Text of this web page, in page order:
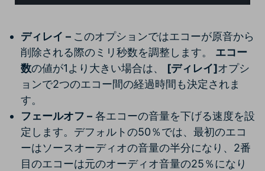
ディレイ – このオプションではエコーが原音から
削除される際のミリ秒数を調整します。 エコー
数の値が1より大きい場合は、 [ディレイ]オプシ
ョンで2つのエコー間の経過時間も決定されま
す。
フェールオフ – 各エコーの音量を下げる速度を設
定します。デフォルトの50％では、最初のエコ
ーはソースオーディオの音量の半分になり、2番
目のエコーは元のオーディオ音量の25％になり